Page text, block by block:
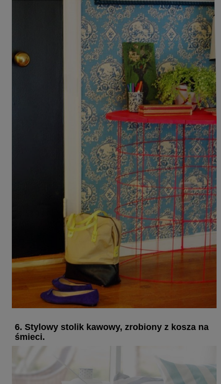
6. Stylowy stolik kawowy, zrobiony z kosza na
śmieci.